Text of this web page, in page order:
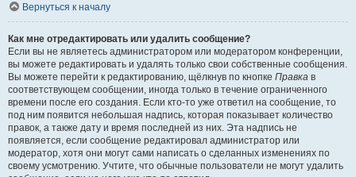
Вернуться к началу
Как мне отредактировать или удалить сообщение?
Если вы не являетесь администратором или модератором конференции,
вы можете редактировать и удалять только свои собственные сообщения.
Вы можете перейти к редактированию, щёлкнув по кнопке Правка в
соответствующем сообщении, иногда только в течение ограниченного
времени после его создания. Если кто-то уже ответил на сообщение, то
под ним появится небольшая надпись, которая показывает количество
правок, а также дату и время последней из них. Эта надпись не
появляется, если сообщение редактировал администратор или
модератор, хотя они могут сами написать о сделанных изменениях по
своему усмотрению. Учтите, что обычные пользователи не могут удалить